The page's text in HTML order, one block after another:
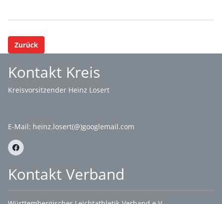
Zurück
Kontakt Kreis
Kreisvorsitzender Heinz Losert
E-Mail: heinz.losert(@)googlemail.com
Kontakt Verband